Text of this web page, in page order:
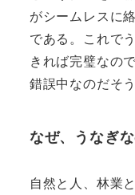
がシームレスに
である。これで
きれば完璧なの
錯誤中なのだそう
なぜ、うなぎな
自然と人、林業